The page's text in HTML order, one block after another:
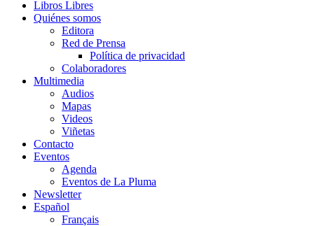
Libros Libres
Quiénes somos
Editora
Red de Prensa
Política de privacidad
Colaboradores
Multimedia
Audios
Mapas
Videos
Viñetas
Contacto
Eventos
Agenda
Eventos de La Pluma
Newsletter
Español
Français